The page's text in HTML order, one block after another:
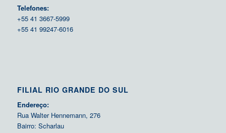
Telefones:
+55 41 3667-5999
+55 41 99247-6016
FILIAL RIO GRANDE DO SUL
Endereço:
Rua Walter Hennemann, 276
Bairro: Scharlau